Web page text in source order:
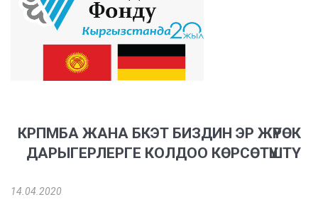
КРПМБА ЖАНА БКЭТ БИЗДИН ЭР ЖҮРӨК
ДАРЫГЕРЛЕРГЕ КОЛДОО КӨРСӨТҮШТҮ
14.04.2020